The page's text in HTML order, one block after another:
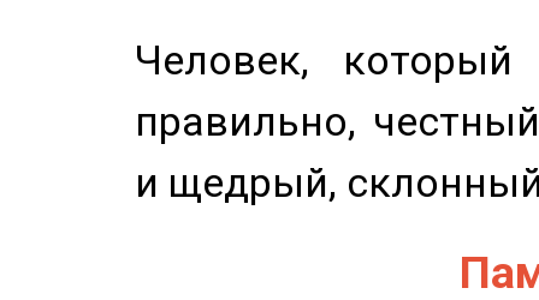
Человек,
правильно,
и щедрый,